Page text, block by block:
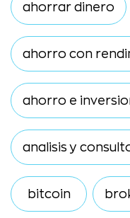
ahorrar dinero
ahorro con
ahorro e
analisis y
bitcoin